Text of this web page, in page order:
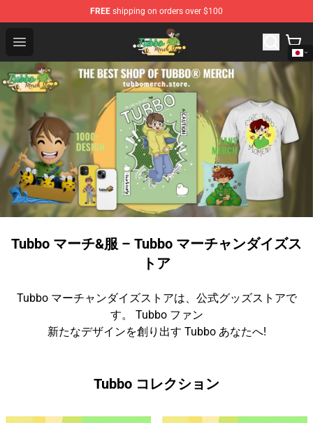
FREE shipping on orders over $100
Open menu
Tubbo Store - Official Tubbo Merchandise Shop
Tubbo マーチ&服 – Tubbo マーチャンダイズス
トア
Tubbo マーチャンダイズストアは、公式グッズストアで
す。 Tubbo ファン
新たなデザインを創り出す Tubbo あなたへ!
Tubbo コレクション